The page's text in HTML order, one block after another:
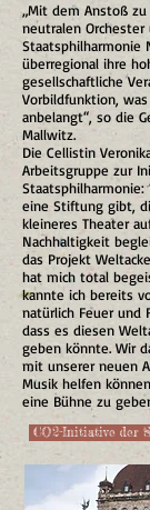
„Mit dem Anstoß
neutralen
Staatsphilharmonie
überregional ihre
gesellschaftliche
Vorbildfunktion,
anbelangt“, so die
Mallwitz.
Die Cellistin
Arbeitsgruppe zur
Staatsphilharmonie:
eine Stiftung gibt,
kleineres Theater
Nachhaltigkeit
das Projekt
hat mich total
kannte ich bereits
natürlich Feuer und
dass es diesen
geben könnte. Wir
mit unserer neuen
Musik helfen
eine Bühne zu
CO2-Initiative der